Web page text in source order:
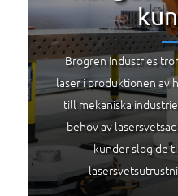
Brogren Industries
laser i produktionen av
till mekaniska
behov av
kunder slog de